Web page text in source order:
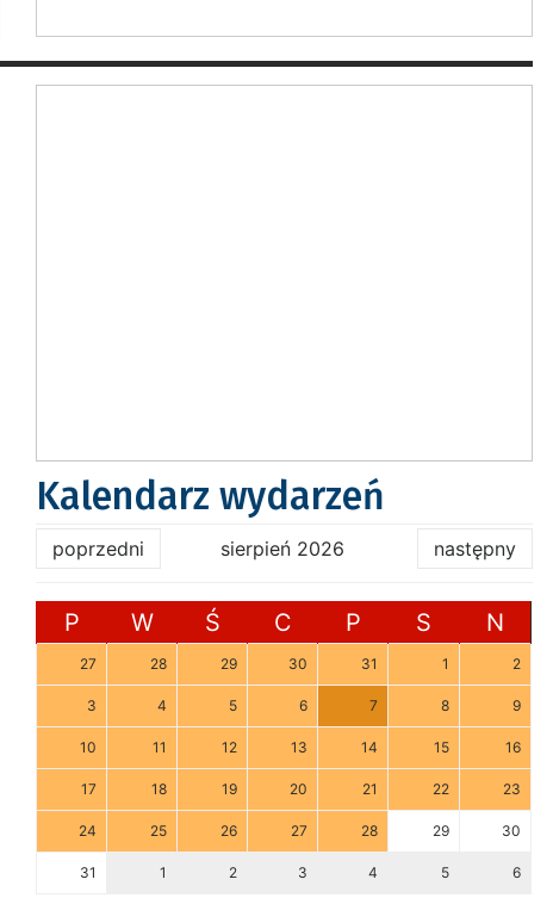
Kalendarz wydarzeń
poprzedni sierpień 2026 następny
P W Ś C P S N
27 28 29 30 31 1 2
3 4 5 6 7 8 9
10 11 12 13 14 15 16
17 18 19 20 21 22 23
24 25 26 27 28 29 30
31 1 2 3 4 5 6